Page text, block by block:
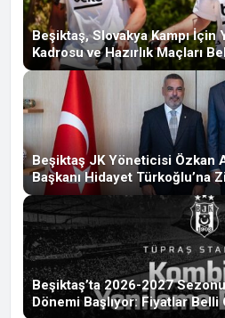
Beşiktaş, Slovakya Kampı İçin
Kadrosu ve Hazırlık Maçları
Beşiktaş JK Yöneticisi Özkan
Başkanı Hidayet Türkoğlu’na
Beşiktaş’ta 2026-2027
Dönemi Başlıyor: Fiyatlar Belli